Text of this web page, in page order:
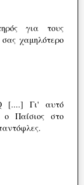
για τους
χαμηλότερο
[....] Γι' αυτό
ο Παίσιος στο